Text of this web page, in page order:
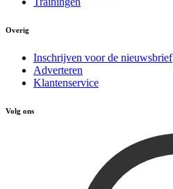
Overig
Inschrijven voor de nieuwsbrief
Adverteren
Klantenservice
Volg ons